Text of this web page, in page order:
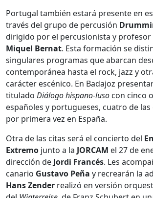
Portugal también estará presente en
través del grupo de percusión
dirigido por el percusionista y profesor
Miquel Bernat. Esta formación se
singulares programas que abarcan
contemporánea hasta el rock, jazz y
carácter escénico. En Badajoz
titulado Diálogo hispano-luso con cinco
españoles y portugueses, cuatro de
por primera vez en España.
Otra de las citas será el concierto del
Extremo junto a la JORCAM el 27 de
dirección de Jordi Francés. Les
canario Gustavo Peña y recrearán la
Hans Zender realizó en versión